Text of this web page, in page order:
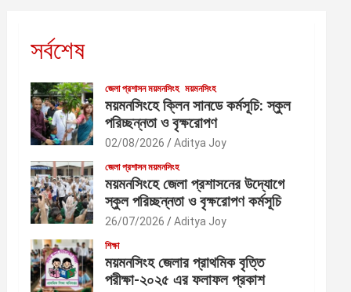
সর্বশেষ
জেলা প্রশাসন ময়মনসিংহ ময়মনসিংহ
ময়মনসিংহে ক্লিন সানডে কর্মসূচি: স্কুল
পরিচ্ছন্নতা ও বৃক্ষরোপণ
02/08/2026 Aditya Joy
জেলা প্রশাসন ময়মনসিংহ
ময়মনসিংহে জেলা প্রশাসনের উদ্যোগে
স্কুল পরিচ্ছন্নতা ও বৃক্ষরোপণ কর্মসূচি
26/07/2026 Aditya Joy
শিক্ষা
ময়মনসিংহ জেলার প্রাথমিক বৃত্তি
পরীক্ষা-২০২৫ এর ফলাফল প্রকাশ